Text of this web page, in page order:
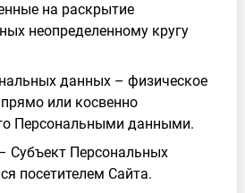
на раскрытие
неопределенному кругу
данных – физическое
или косвенно
Персональными данными.
Субъект Персональных
посетителем Сайта.